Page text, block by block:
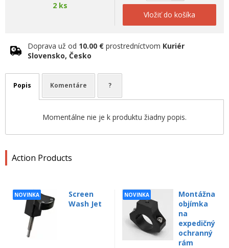
Action Products
NOVINKA
Screen
Wash Jet
NOVINKA
Montážna
objímka
na
expedičný
ochranný
rám
2 ks
Vložiť do košíka
Doprava už od 10.00 € prostredníctvom Kuriér
Slovensko, Česko
Popis Komentáre ?
Momentálne nie je k produktu žiadny popis.